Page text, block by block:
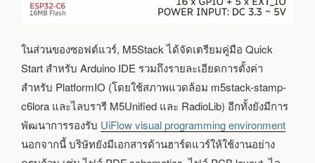
ในส่วนของซอฟต์แวร์, M5Stack ได้จัดเตรียมคู่มือ Quick
Start สำหรับ Arduino IDE รวมถึงรายละเอียดการตั้งค่า
สำหรับ PlatformIO (โดยใช้สภาพแวดล้อม m5stack-stamp-
c6lora และไลบรารี M5Unified และ RadioLib) อีกทั้งยังมีการ
พัฒนาการรองรับ UiFlow visual programming environment
นอกจากนี้ บริษัทยังมีเอกสารด้านฮาร์ดแวร์ให้ใช้งานอย่าง